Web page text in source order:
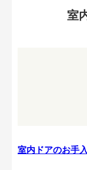
室
室内ドアのお手